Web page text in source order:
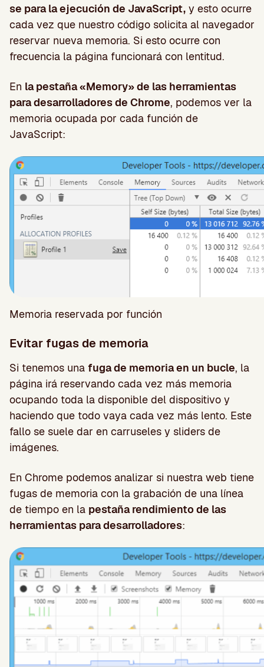
se para la ejecución de JavaScript, y esto ocurre
cada vez que nuestro código solicita al navegador
reservar nueva memoria. Si esto ocurre con
frecuencia la página funcionará con lentitud.
En la pestaña «Memory» de las herramientas
para desarrolladores de Chrome, podemos ver la
memoria ocupada por cada función de
JavaScript:
Memoria reservada por función
Evitar fugas de memoria
Si tenemos una fuga de memoria en un bucle, la
página irá reservando cada vez más memoria
ocupando toda la disponible del dispositivo y
haciendo que todo vaya cada vez más lento. Este
fallo se suele dar en carruseles y sliders de
imágenes.
En Chrome podemos analizar si nuestra web tiene
fugas de memoria con la grabación de una línea
de tiempo en la pestaña rendimiento de las
herramientas para desarrolladores: